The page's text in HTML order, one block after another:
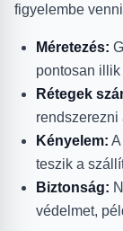
figyelembe
Méretezés:
pontosan
Rétegek
rendszerezni
Kényelem:
teszik a
Biztonság:
védelmet,